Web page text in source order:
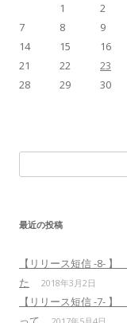
1 2
7
8 9
14
15 16
21
22 23
28
29 30
最近の投稿
【リリース短信 -8-
た
2018年3月2日
【リリース短信 -7-